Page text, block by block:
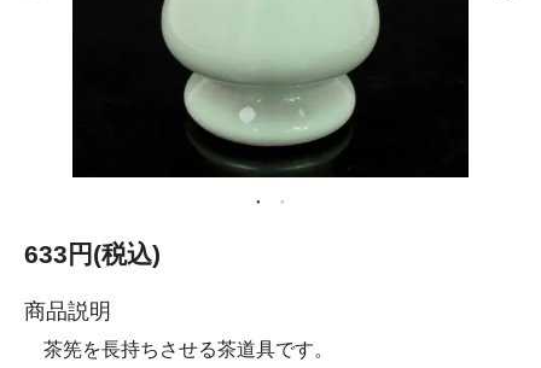
633円(税込)
商品説明
茶筅を長持ちさせる茶道具です。